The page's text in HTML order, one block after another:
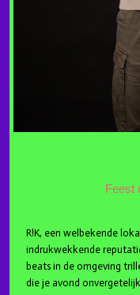
Feest
R!K, een welbekende
indrukwekkende
beats in de omgeving
die je avond